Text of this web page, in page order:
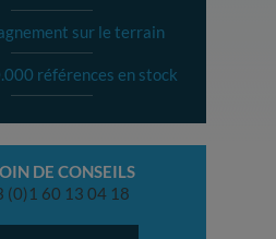
sur le terrain
références en stock
DE CONSEILS
(0)1 60 13 04 18